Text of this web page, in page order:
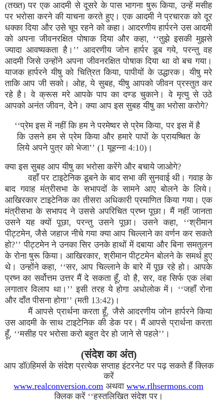
(तख्त) पर एक आदमी से दूसरे के पास भागना षुरू किया, उन्हें मसीह
पर भरोसा करने की याचना करते हुए। एक आदमी ने प्रचारक को दूर
धक्का दिया और उसे चूप रहने को कहा। आदरणीय हार्परने उस आदमी
को अपना जीवनरक्षित पोषाक दिया और कहा, ‘‘तुझे इसकी मुझसे
ज्यादा आवष्यकता है।’’ आदरणीय जोन हार्पर डूब गये, परन्तु वह
आदमी जिसे उन्होंने अपना जीवनरक्षित पोषाक दिया था वो बच गया।
याजक हार्परने यीषु को चित्रित किया, पापीयों के उद्धारक। यीषु मरे
ताकि आप जी सको। ओह, ये सुबह, यीषु आपको जीवन प्रस्तुत कर
रहे है। वे क्रूस मरे आपके पाप का दण्ड चुकाने। वे मृत्यु से उठे
आपको अनंत जीवन, देेने। क्या आप इस सुबह यीषु का भरोसा करोगे?
‘‘प्रेम इस में नहीं कि हम ने परमेष्वर से प्रेम किया, पर इस में है
कि उसने हम से प्रेम किया और हमारे पापों के प्रायष्चित के
लिये अपने पुत्र को भेजा’’ (1 यूहन्ना 4:10)।
क्या इस सुबह आप यीषु का भरोसा करेंगे और बचाये जाओगे?
वहाँ पर टाइटेनिक डूबने के बाद सभा की सुनवाई थी। गवाह के
बाद गवाह मंत्रीसभा के सभापदों के सामने आए बोलने के लिये।
आखिरकार टाइटेनिक का तीसरा अधिकारी प्रमाणित किया गया। एक
मंत्रीसभा के सभापद ने उससे अपरिचित प्रष्न पूछा। मैं नहीं जानता
उसने यह क्यों पूछा, परन्तु उसने पूछा। उसने कहा, ‘‘श्रीमान
पीट्टमेन, जैसे जहाज नीचे गया क्या आप चिल्लाने का वर्णन कर सकते
हो?’’ पीट्टमेन ने उनका सिर उनके हाथों में दबाया और बिना समतुलन
के रोना षुरू किया। आखिरकार, श्रीमान पीट्टमेन बोलने के समर्थ हुए
थे। उन्होंने कहा, ‘‘सर, आप चिल्लाने के बारे में पूछ रहे हो। आपके
प्रष्न का सर्वोत्तम उत्तर मैं दे सकता हूँ, वो है, सर, वह सिर्फ एक लंबा
लगातार विलाप था।’’ इसी तरह ये होगा अधोलोक में। ‘‘जहाँ रोना
और दाँत पीसना होगा’’ (मती 13:42)।
मैं आपसे प्रार्थना करता हूँ, जैसे आदरणीय जोन हार्परने किया
उस आदमी के साथ टाइटेनिक की डेक पर। मैं आपसे प्रार्थना करता
हूँ, ‘‘मसीह पर भरोसा करो बहुत देर हो जाने से पहले’’।
(संदेश का अंत)
आप डॉ0हिमर्स के संदेश प्रत्येक सप्ताह इंटरनेट पर पढ़ सकते हैं क्लिक
करें
www.realconversion.com अथवा www.rlhsermons.com
क्लिक करें ‘‘हस्तलिखित संदेश पर।